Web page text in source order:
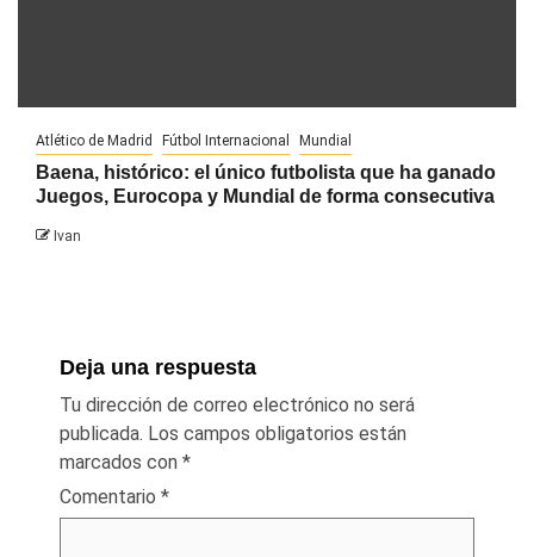
Atlético de Madrid Fútbol Internacional Mundial
Baena, histórico: el único futbolista que ha ganado
Juegos, Eurocopa y Mundial de forma consecutiva
Ivan
Deja una respuesta
Tu dirección de correo electrónico no será
publicada. Los campos obligatorios están
marcados con *
Comentario *